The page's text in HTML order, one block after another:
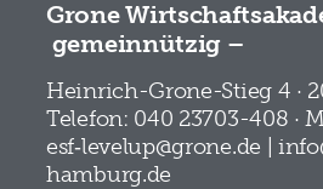
Grone
gemeinnützig –
Heinrich-Grone-Stieg 4 ·
Telefon: 040 23703-408 ·
esf‑levelup@grone.de |
hamburg.de